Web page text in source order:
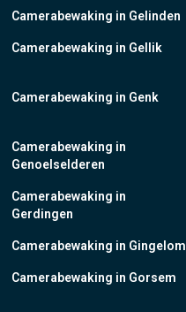
Camerabewaking in Gelinden
Camerabewaking in Gellik
Camerabewaking in Genk
Camerabewaking in
Genoelselderen
Camerabewaking in
Gerdingen
Camerabewaking in Gingelom
Camerabewaking in Gorsem